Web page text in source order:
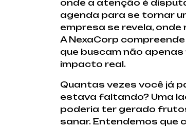
onde a atenção é
agenda para se tornar
empresa se revela,
A NexaCorp
que buscam não
impacto real.
Quantas vezes você já
estava faltando? Uma
poderia ter gerado
sanar. Entendemos que